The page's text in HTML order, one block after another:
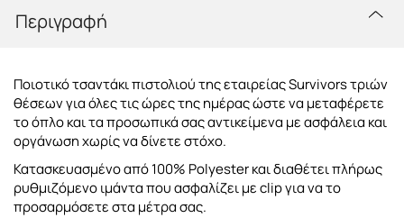
Περιγραφή
Ποιοτικό τσαντάκι πιστολιού της εταιρείας Survivors τριών
θέσεων για όλες τις ώρες της ημέρας ώστε να μεταφέρετε
το όπλο και τα προσωπικά σας αντικείμενα με ασφάλεια και
οργάνωση χωρίς να δίνετε στόχο.
Κατασκευασμένο από 100% Polyester και διαθέτει πλήρως
ρυθμιζόμενο ιμάντα που ασφαλίζει με clip για να το
προσαρμόσετε στα μέτρα σας.